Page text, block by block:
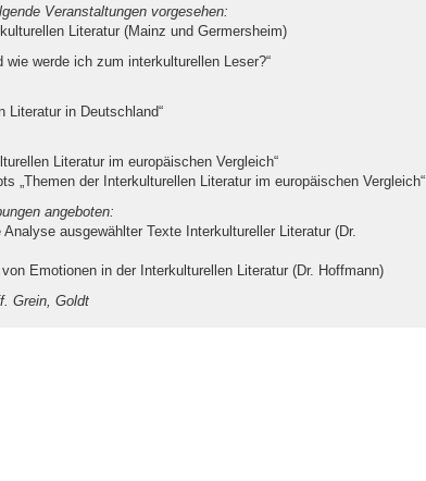
Veranstaltungen vorgesehen:
Literatur (Mainz und Germersheim)
wie werde ich zum interkulturellen Leser?“
Literatur in Deutschland“
Literatur im europäischen Vergleich“
„Themen der Interkulturellen Literatur im europäischen Vergleich“
angeboten:
ausgewählter Texte Interkultureller Literatur (Dr.
Emotionen in der Interkulturellen Literatur (Dr. Hoffmann)
Grein, Goldt